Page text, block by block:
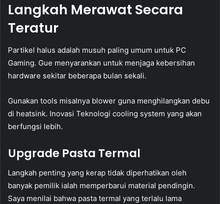
Langkah Merawat Secara
Teratur
Partikel halus adalah musuh paling umum untuk PC
Gaming. Gue menyarankan untuk menjaga kebersihan
hardware sekitar beberapa bulan sekali.
Gunakan tools misalnya blower guna menghilangkan debu
di heatsink. Inovasi Teknologi cooling system yang akan
berfungsi lebih.
Upgrade Pasta Termal
Langkah penting yang kerap tidak diperhatikan oleh
banyak pemilik ialah memperbarui material pendingin.
Saya menilai bahwa pasta termal yang terlalu lama